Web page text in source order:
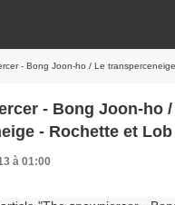
- Bong Joon-ho / Le
- Bong Joon-ho /
- Rochette et Lob
à 01:00